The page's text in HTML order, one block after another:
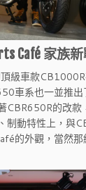
Café 家族
級車款
車系也一並推
CBR650R的改
制動特性上，與
的外觀，當然那